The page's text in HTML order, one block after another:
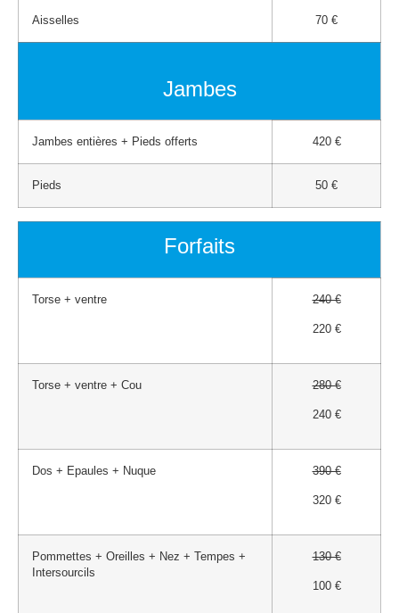
Aisselles 70 €
Jambes
Jambes entières + Pieds offerts 420 €
Pieds 50 €
Forfaits
Torse + ventre 240 €
220 €
Torse + ventre + Cou 280 €
240 €
Dos + Epaules + Nuque 390 €
320 €
Pommettes + Oreilles + Nez + Tempes +
Intersourcils
130 €
100 €